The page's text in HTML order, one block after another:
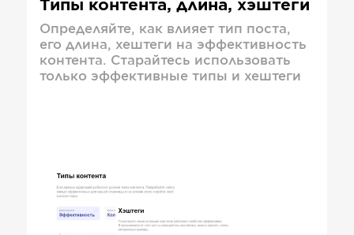
Типы контента, длина, хэштеги
Определяйте, как влияет тип поста,
его длина, хештеги на эффективность
контента. Старайтесь использовать
только эффективные типы и хештеги